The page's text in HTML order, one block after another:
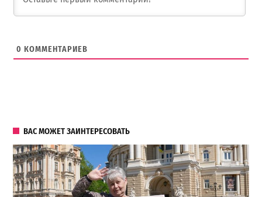
0 КОММЕНТАРИЕВ
ВАС МОЖЕТ ЗАИНТЕРЕСОВАТЬ